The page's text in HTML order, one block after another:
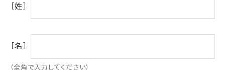
［姓］
［名］
（全角で入力してください）